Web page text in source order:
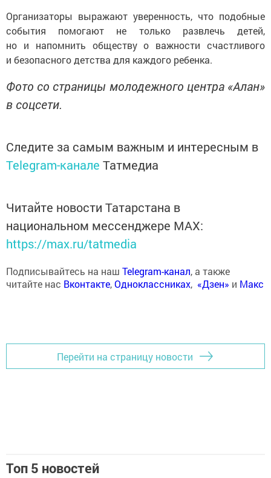
Организаторы выражают уверенность, что подобные
события помогают не только развлечь детей,
но и напомнить обществу о важности счастливого
и безопасного детства для каждого ребенка.
Фото со страницы молодежного центра «Алан»
в соцсети.
Следите за самым важным и интересным в
Telegram-канале Татмедиа
Читайте новости Татарстана в
национальном мессенджере MАХ:
https://max.ru/tatmedia
Подписывайтесь на наш Telegram-канал, а также
читайте нас Вконтакте,Одноклассниках, «Дзен» и Макс
Перейти на страницу новости
Топ 5 новостей